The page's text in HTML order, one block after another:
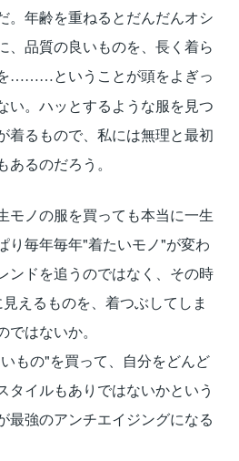
。年齢を重ねるとだんだんオシ
、品質の良いものを、長く着ら
………ということが頭をよぎっ
い。ハッとするような服を見つ
着るもので、私には無理と最初
るのだろう。
モノの服を買っても本当に一生
り毎年毎年"着たいモノ"が変わ
ンドを追うのではなく、その時
えるものを、着つぶしてしま
はないか。
もの"を買って、自分をどんど
タイルもありではないかという
最強のアンチエイジングになる